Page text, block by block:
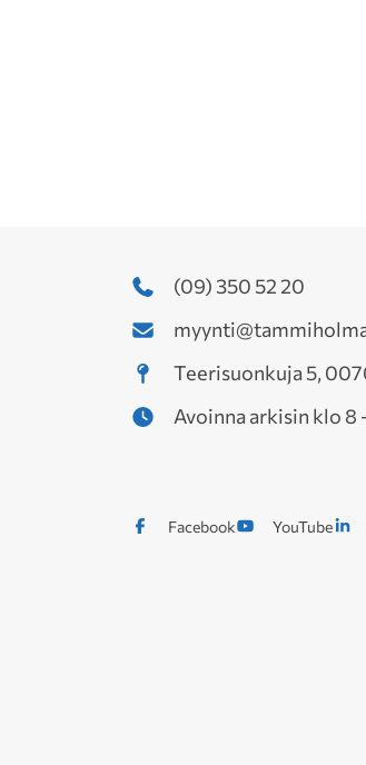
(09) 350 52 20
Teerisuonkuja 5,
Avoinna arkisin klo 8
Facebook YouTube